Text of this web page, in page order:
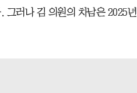
그러나 김 의원의 차남은 2025년